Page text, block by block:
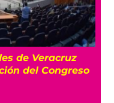
de Veracruz
del Congreso